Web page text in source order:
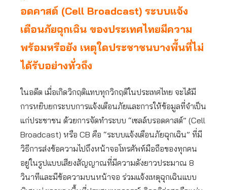
อดคาสต์ (Cell Broadcast) ระบบแจ้ง
เตือนภัยฉุกเฉิน ของประเทศไทยมีความ
พร้อมหรือยัง เหตุใดประชาชนบางพื้นที่ไม่
ได้รับอย่างทั่วถึง
ในอดีต เมื่อเกิดวิกฤติแทบทุกวิกฤติในประเทศไทย จะได้มี
การหยิบยกระบบการแจ้งเตือนภัยและการให้ข้อมูลที่จำเป็น
แก่ประชาชน ด้วยการจัดทำระบบ “เซลล์บรอดคาสต์” (Cell
Broadcast) หรือ CB คือ “ระบบแจ้งเตือนภัยฉุกเฉิน” ที่มี
วิธีการส่งข้อความไปถึงหน้าจอโทรศัพท์มือถือของทุกคน
อยู่ในรูปแบบเสียงสัญญาณที่มีความดังยาวประมาณ 8
วินาทีและมีข้อความบนหน้าจอ ร่วมแจ้งเหตุฉุกเฉินแบบ